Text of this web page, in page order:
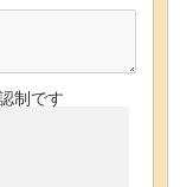
制です